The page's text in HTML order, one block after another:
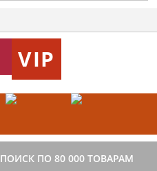
VIP
ПОИСК ПО 80 000 ТОВАРАМ